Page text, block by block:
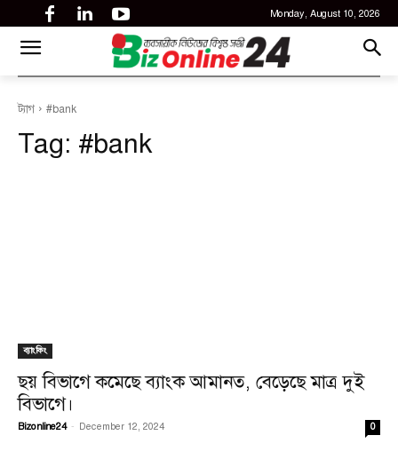
Monday, August 10, 2026
ট্যাগ #bank
Tag: #bank
ব্যাংকিং
ছয় বিভাগে কমেছে ব্যাংক আমানত, বেড়েছে মাত্র দুই
বিভাগে।
Bizonline24 - December 12, 2024 0